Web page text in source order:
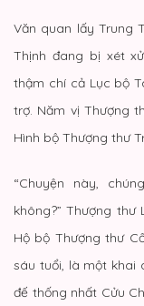
Văn quan lấy Trung
Thịnh đang bị xét
thậm chí cả Lục bộ
trợ. Năm vị Thượng
Hình bộ Thượng thư
“Chuyện này,
không?” Thượng
Hộ bộ Thượng thư
sáu tuổi, là một khai
đế thống nhất Cửu